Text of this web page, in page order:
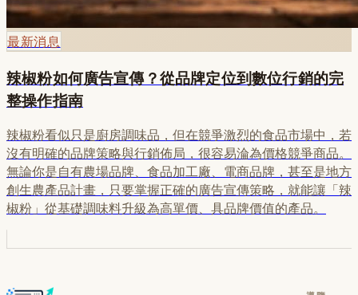
最新消息
辣椒粉如何廣告宣傳？從品牌定位到數位行銷的完
整操作指南
辣椒粉看似只是廚房調味品，但在競爭激烈的食品市場中，若
沒有明確的品牌策略與行銷佈局，很容易淪為價格競爭商品。
無論你是自有農場品牌、食品加工廠、電商品牌，甚至是地方
創生農產品計畫，只要掌握正確的廣告宣傳策略，就能讓「辣
椒粉」從基礎調味料升級為高單價、具品牌價值的產品。